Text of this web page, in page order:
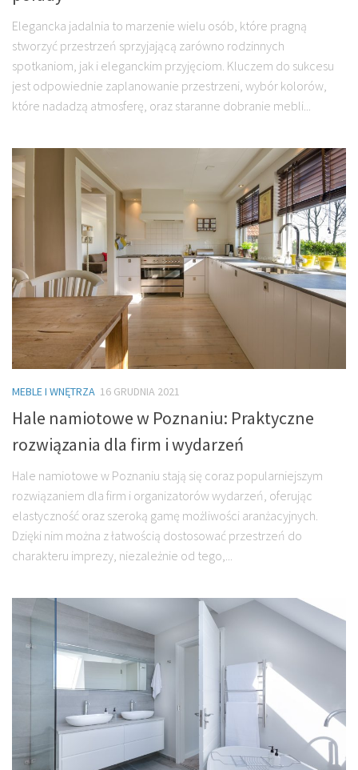
Elegancka jadalnia to marzenie wielu osób, które pragną
stworzyć przestrzeń sprzyjającą zarówno rodzinnych
spotkaniom, jak i eleganckim przyjęciom. Kluczem do sukcesu
jest odpowiednie zaplanowanie przestrzeni, wybór kolorów,
które nadadzą atmosferę, oraz staranne dobranie mebli...
MEBLE I WNĘTRZA 16 GRUDNIA 2021
Hale namiotowe w Poznaniu: Praktyczne
rozwiązania dla firm i wydarzeń
Hale namiotowe w Poznaniu stają się coraz popularniejszym
rozwiązaniem dla firm i organizatorów wydarzeń, oferując
elastyczność oraz szeroką gamę możliwości aranżacyjnych.
Dzięki nim można z łatwością dostosować przestrzeń do
charakteru imprezy, niezależnie od tego,...